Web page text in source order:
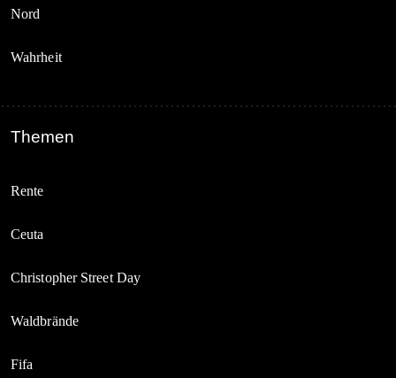
Nord
Wahrheit
Themen
Rente
Ceuta
Christopher Street Day
Waldbrände
Fifa